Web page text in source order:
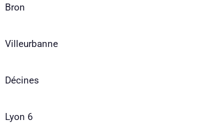
Bron
Villeurbanne
Décines
Lyon 6